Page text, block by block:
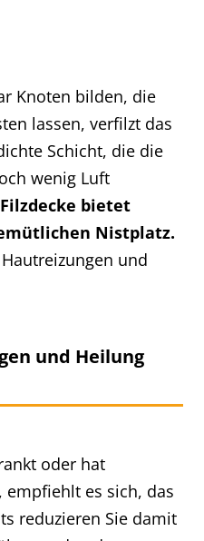
Knoten bilden, die
lassen, verfilzt das
Schicht, die die
wenig Luft
bietet
Nistplatz.
und
und Heilung
oder hat
es sich, das
reduzieren Sie damit